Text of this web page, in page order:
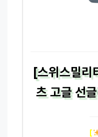
[스위스밀리
츠 고글 선
[